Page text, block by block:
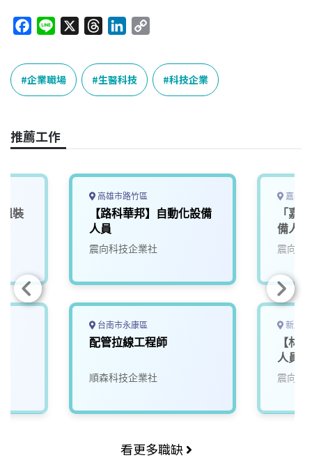
c
e
b
o
k
n
e
r
e
a
n
k
e
n
y
k
企業職場 生醫科技 科技企業
推薦工作
裝
高雄市路竹區
【路科華邦】自動化設備
人員
震向科技企業社
台南市永康區
配管拉線工程師
順森科技企業社
嘉義
「嘉
備人員
震向科
新北
【林
人員
震向科
看更多職缺